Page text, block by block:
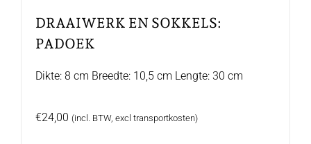
DRAAIWERK EN SOKKELS:
PADOEK
Dikte: 8 cm Breedte: 10,5 cm Lengte: 30 cm
€24,00 (incl. BTW, excl transportkosten)